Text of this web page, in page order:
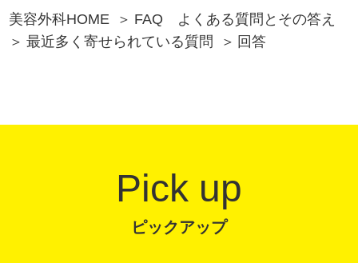
美容外科HOME
FAQ よくある質問とその答え
最近多く寄せられている質問
回答
Pick up
ピックアップ